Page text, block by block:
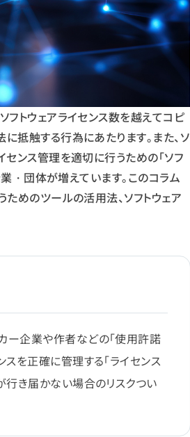
フトウェアライセンス数を越えてコピ
抵触する行為にあたります。また、ソ
センス管理を適切に行うための「ソフ
業・団体が増えています。このコラム
めのツールの活用法、ソフトウェア
ー企業や作者などの「使用許諾
スを正確に管理する「ライセンス
行き届かない場合のリスクつい